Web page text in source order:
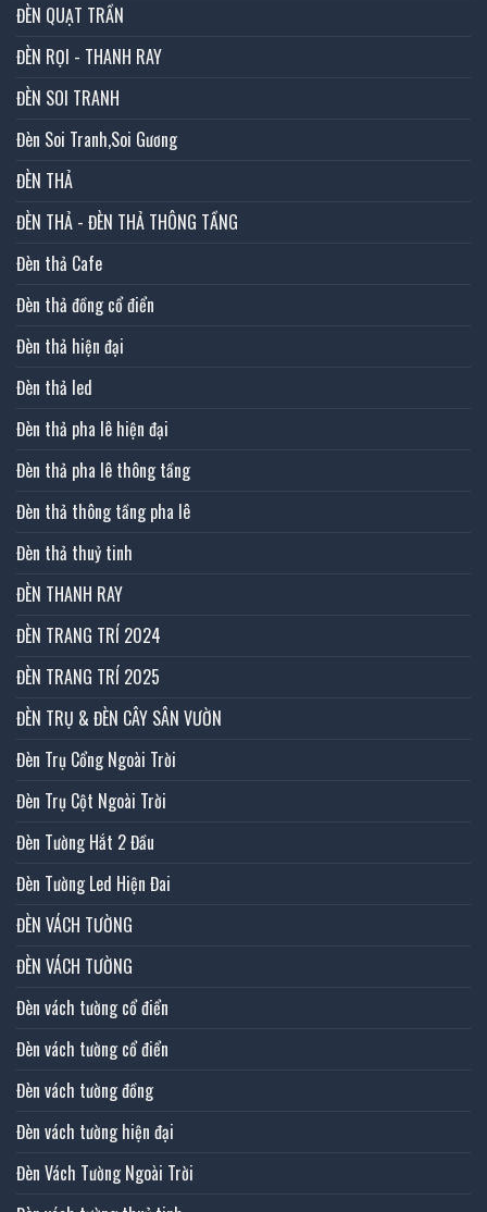
ĐÈN QUẠT TRẦN
ĐÈN RỌI - THANH RAY
ĐÈN SOI TRANH
Đèn Soi Tranh,Soi Gương
ĐÈN THẢ
ĐÈN THẢ - ĐÈN THẢ THÔNG TẦNG
Đèn thả Cafe
Đèn thả đồng cổ điển
Đèn thả hiện đại
Đèn thả led
Đèn thả pha lê hiện đại
Đèn thả pha lê thông tầng
Đèn thả thông tầng pha lê
Đèn thả thuỷ tinh
ĐÈN THANH RAY
ĐÈN TRANG TRÍ 2024
ĐÈN TRANG TRÍ 2025
ĐÈN TRỤ & ĐÈN CÂY SÂN VƯỜN
Đèn Trụ Cổng Ngoài Trời
Đèn Trụ Cột Ngoài Trời
Đèn Tường Hắt 2 Đầu
Đèn Tường Led Hiện Đai
ĐÈN VÁCH TƯỜNG
ĐÈN VÁCH TƯỜNG
Đèn vách tường cổ điển
Đèn vách tường cổ điển
Đèn vách tường đồng
Đèn vách tường hiện đại
Đèn Vách Tường Ngoài Trời